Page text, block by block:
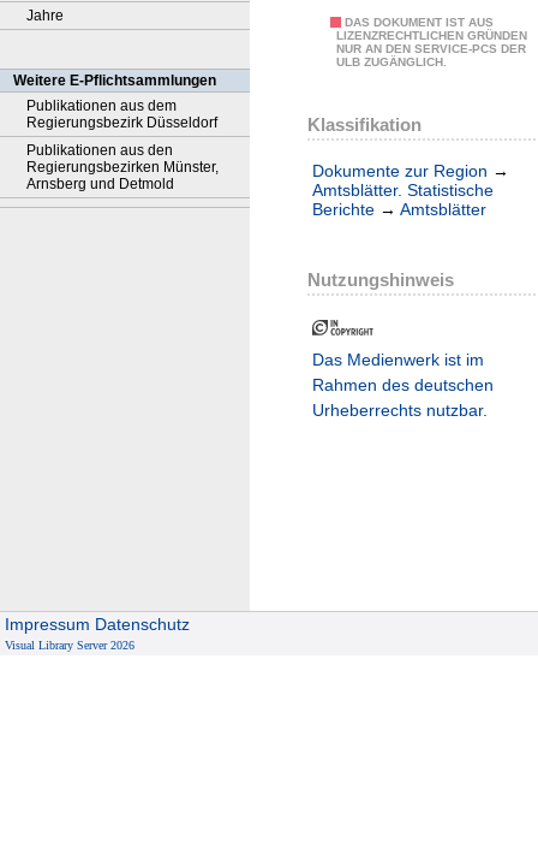
Jahre
Weitere E-Pflichtsammlungen
Publikationen aus dem
Regierungsbezirk Düsseldorf
Publikationen aus den
Regierungsbezirken Münster,
Arnsberg und Detmold
DAS DOKUMENT IST AUS
LIZENZRECHTLICHEN GRÜNDEN
NUR AN DEN SERVICE-PCS DER
ULB ZUGÄNGLICH.
Klassifikation
Dokumente zur Region →
Amtsblätter. Statistische
Berichte → Amtsblätter
Nutzungshinweis
Das Medienwerk ist im
Rahmen des deutschen
Urheberrechts nutzbar.
Impressum Datenschutz
Visual Library Server 2026